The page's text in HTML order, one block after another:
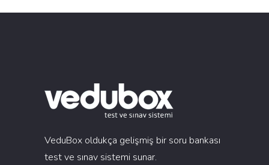
VeduBox oldukça gelişmiş bir soru bankası
test ve sınav sistemi sunar.